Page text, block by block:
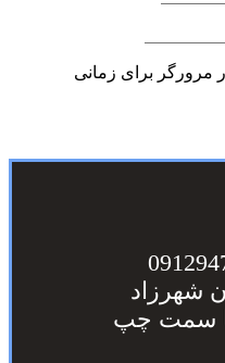
مرورگر برای زمانی
شهرزاد
سمت چپ